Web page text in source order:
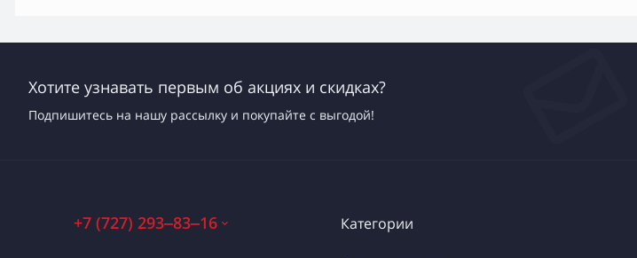
Хотите узнавать первым об акциях и скидках?
Подпишитесь на нашу рассылку и покупайте с выгодой!
+7 (727) 293‒83‒16 Категории